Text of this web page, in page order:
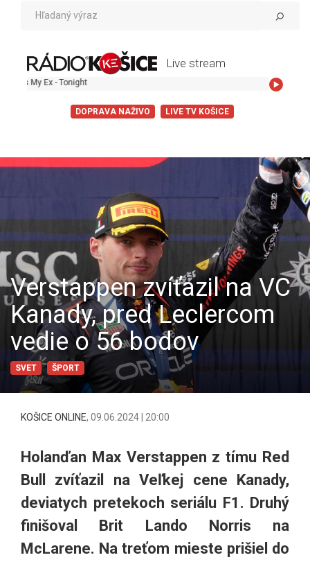
Live stream
DOPRAVA NAŽIVO LIVE TV KOŠICE
Verstappen zvíťazil na VC
Kanady, pred Leclercom
vedie o 56 bodov
SVET ŠPORT
KOŠICE ONLINE, 09.06.2024 | 20:00
Holanďan Max Verstappen z tímu Red
Bull zvíťazil na Veľkej cene Kanady,
deviatych pretekoch seriálu F1. Druhý
finišoval Brit Lando Norris na
McLarene. Na treťom mieste prišiel do